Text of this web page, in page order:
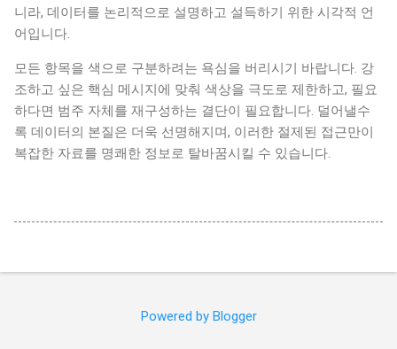
니라, 데이터를 논리적으로 설명하고 설득하기 위한 시각적 언
어입니다.
모든 항목을 색으로 구분하려는 욕심을 버리시기 바랍니다. 강
조하고 싶은 핵심 메시지에 맞춰 색상을 극도로 제한하고, 필요
하다면 범주 자체를 재구성하는 결단이 필요합니다. 덜어낼수
록 데이터의 본질은 더욱 선명해지며, 이러한 절제된 접근만이
복잡한 자료를 명쾌한 정보로 탈바꿈시킬 수 있습니다.
Powered by Blogger